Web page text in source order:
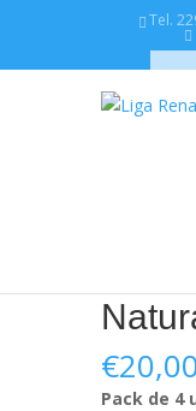
Tel.
Início/ Loja
€
Pack de 4